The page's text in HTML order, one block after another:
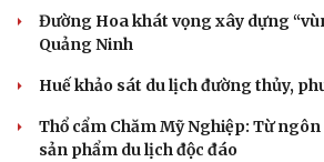
Đường Hoa khát vọng xây dựng
Quảng Ninh
Huế khảo sát du lịch đường thủy,
Thổ cẩm Chăm Mỹ Nghiệp: Từ
sản phẩm du lịch độc đáo